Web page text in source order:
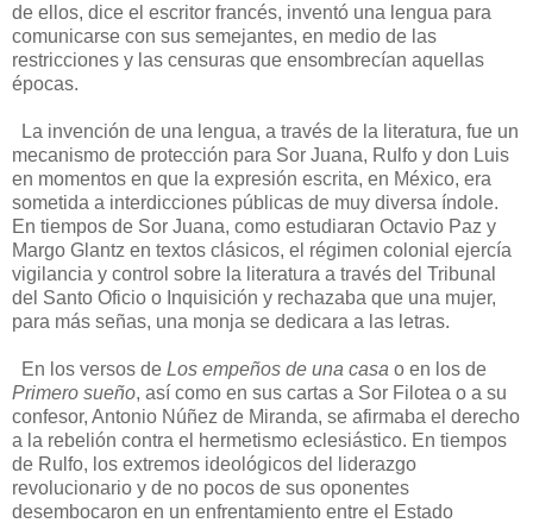
de ellos, dice el escritor francés, inventó una lengua para
comunicarse con sus semejantes, en medio de las
restricciones y las censuras que ensombrecían aquellas
épocas.
La invención de una lengua, a través de la literatura, fue un
mecanismo de protección para Sor Juana, Rulfo y don Luis
en momentos en que la expresión escrita, en México, era
sometida a interdicciones públicas de muy diversa índole.
En tiempos de Sor Juana, como estudiaran Octavio Paz y
Margo Glantz en textos clásicos, el régimen colonial ejercía
vigilancia y control sobre la literatura a través del Tribunal
del Santo Oficio o Inquisición y rechazaba que una mujer,
para más señas, una monja se dedicara a las letras.
En los versos de Los empeños de una casa o en los de
Primero sueño, así como en sus cartas a Sor Filotea o a su
confesor, Antonio Núñez de Miranda, se afirmaba el derecho
a la rebelión contra el hermetismo eclesiástico. En tiempos
de Rulfo, los extremos ideológicos del liderazgo
revolucionario y de no pocos de sus oponentes
desembocaron en un enfrentamiento entre el Estado